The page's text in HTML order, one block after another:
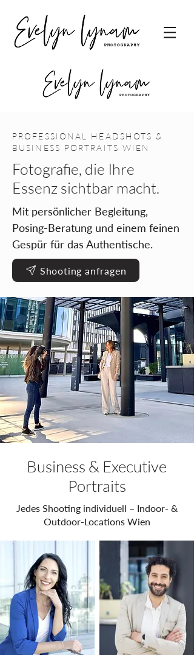
PROFESSIONAL HEADSHOTS &
BUSINESS PORTRAITS WIEN
Fotografie, die Ihre
Essenz sichtbar macht.
Mit persönlicher Begleitung,
Posing-Beratung und einem feinen
Gespür für das Authentische.
Shooting anfragen
Business & Executive
Portraits
Jedes Shooting individuell – Indoor- &
Outdoor-Locations Wien